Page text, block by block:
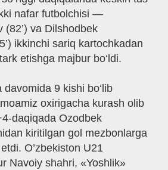
nafar futbolchisi —
(82’) va Dilshodbek
ikkinchi sariq kartochkadan
etishga majbur bo‘ldi.
9 kishi bo‘lib
oxirigacha kurash olib
daqiqada Ozodbek
kiritilgan gol mezbonlarga
O’zbekiston U21
Navoiy shahri, «Yoshlik»